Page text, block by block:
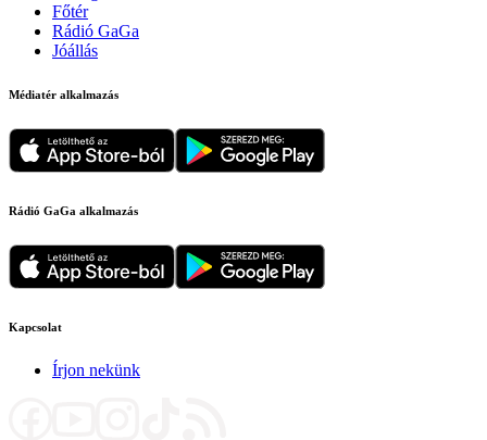
Főtér
Rádió GaGa
Jóállás
Médiatér alkalmazás
Rádió GaGa alkalmazás
Kapcsolat
Írjon nekünk